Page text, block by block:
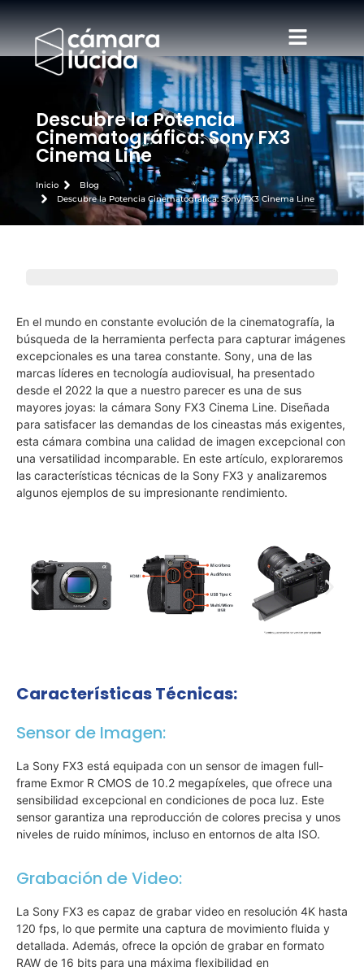
Descubre la Potencia
Cinematográfica: Sony FX3
Cinema Line
Inicio
Blog
Descubre la Potencia Cinematográfica: Sony FX3 Cinema Line
En el mundo en constante evolución de la cinematografía, la
búsqueda de la herramienta perfecta para capturar imágenes
excepcionales es una tarea constante. Sony, una de las
marcas líderes en tecnología audiovisual, ha presentado
desde el 2022 la que a nuestro parecer es una de sus
mayores joyas: la cámara Sony FX3 Cinema Line. Diseñada
para satisfacer las demandas de los cineastas más exigentes,
esta cámara combina una calidad de imagen excepcional con
una versatilidad incomparable. En este artículo, exploraremos
las características técnicas de la Sony FX3 y analizaremos
algunos ejemplos de su impresionante rendimiento.
Características Técnicas:
Sensor de Imagen:
La Sony FX3 está equipada con un sensor de imagen full-
frame Exmor R CMOS de 10.2 megapíxeles, que ofrece una
sensibilidad excepcional en condiciones de poca luz. Este
sensor garantiza una reproducción de colores precisa y unos
niveles de ruido mínimos, incluso en entornos de alta ISO.
Grabación de Video:
La Sony FX3 es capaz de grabar video en resolución 4K hasta
120 fps, lo que permite una captura de movimiento fluida y
detallada. Además, ofrece la opción de grabar en formato
RAW de 16 bits para una máxima flexibilidad en